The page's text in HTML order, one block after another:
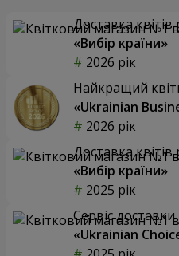
Доставка квітів
«Вибір країни»
2026 рік
Найкращий
«Ukrainian
2026 рік
Доставка квітів
«Вибір країни»
2025 рік
Сервіс доставки
«Ukrainian